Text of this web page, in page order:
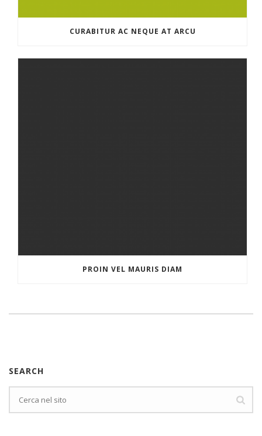
CURABITUR AC NEQUE AT ARCU
PROIN VEL MAURIS DIAM
SEARCH